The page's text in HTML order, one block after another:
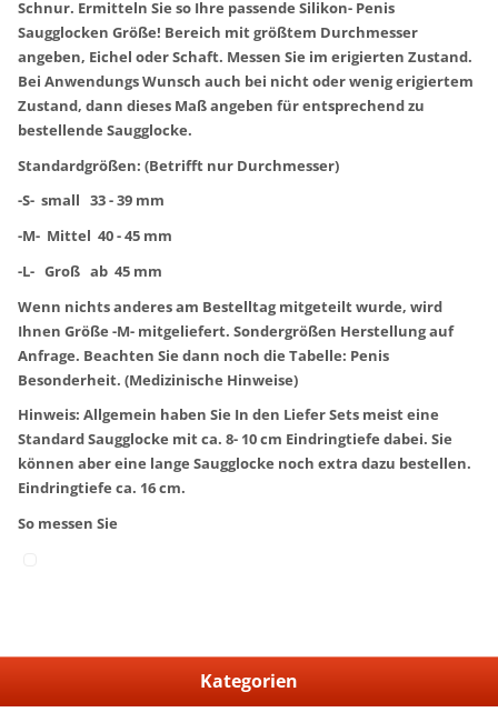
Schnur. Ermitteln Sie so Ihre passende Silikon- Penis
Saugglocken Größe! Bereich mit größtem Durchmesser
angeben, Eichel oder Schaft. Messen Sie im erigierten Zustand.
Bei Anwendungs Wunsch auch bei nicht oder wenig erigiertem
Zustand, dann dieses Maß angeben für entsprechend zu
bestellende Saugglocke.
Standardgrößen: (Betrifft nur Durchmesser)
-S- small 33 - 39 mm
-M- Mittel 40 - 45 mm
-L- Groß ab 45 mm
Wenn nichts anderes am Bestelltag mitgeteilt wurde, wird
Ihnen Größe -M- mitgeliefert. Sondergrößen Herstellung auf
Anfrage. Beachten Sie dann noch die Tabelle: Penis
Besonderheit. (Medizinische Hinweise)
Hinweis: Allgemein haben Sie In den Liefer Sets meist eine
Standard Saugglocke mit ca. 8- 10 cm Eindringtiefe dabei. Sie
können aber eine lange Saugglocke noch extra dazu bestellen.
Eindringtiefe ca. 16 cm.
So messen Sie
Kategorien